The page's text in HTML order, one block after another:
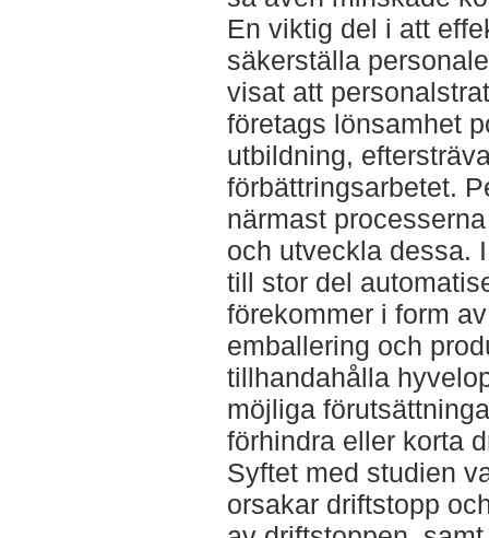
En viktig del i att
säkerställa
visat att
företags lönsamhet
utbildning,
förbättringsarbetet.
närmast
och utveckla dessa.
till stor del
förekommer i form
emballering och
tillhandahålla
möjliga
förhindra eller korta
Syftet med studien
orsakar driftstopp